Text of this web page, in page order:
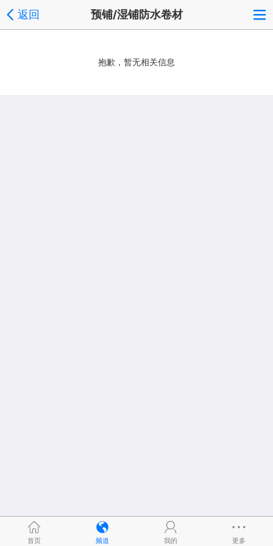
返回 预铺/湿铺防水卷材
抱歉，暂无相关信息
首页 频道 我的 更多